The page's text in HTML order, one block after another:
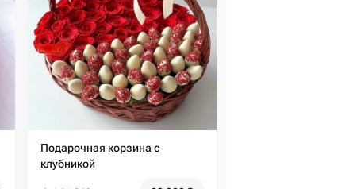
Подарочная корзина с
клубникой